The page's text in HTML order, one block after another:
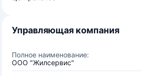
Управляющая компания
Полное наименование:
ООО "Жилсервис"